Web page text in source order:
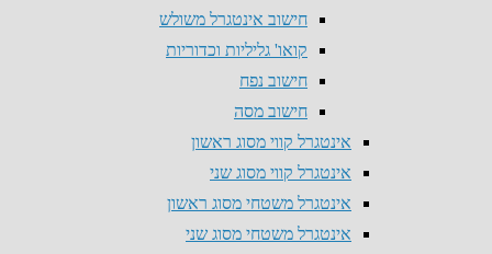
חישוב אינטגרל משולש
קואו' גליליות וכדוריות
חישוב נפח
חישוב מסה
אינטגרל קווי מסוג ראשון
אינטגרל קווי מסוג שני
אינטגרל משטחי מסוג ראשון
אינטגרל משטחי מסוג שני